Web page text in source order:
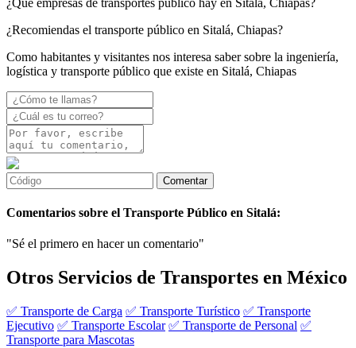
¿Qué empresas de transportes público hay en Sitalá, Chiapas?
¿Recomiendas el transporte público en Sitalá, Chiapas?
Como habitantes y visitantes nos interesa saber sobre la ingeniería,
logística y transporte público que existe en Sitalá, Chiapas
Comentarios sobre el Transporte Público en Sitalá:
"Sé el primero en hacer un comentario"
Otros Servicios de Transportes en México
✅ Transporte de Carga ✅ Transporte Turístico ✅ Transporte
Ejecutivo ✅ Transporte Escolar ✅ Transporte de Personal ✅
Transporte para Mascotas